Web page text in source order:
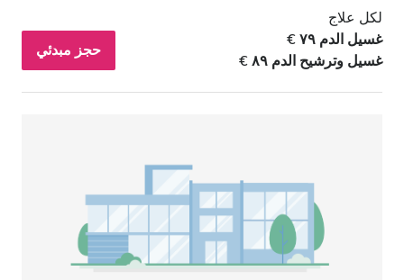
بعد الظهيرة
المساء
جيد جدًا
ممتاز
لكل علاج
غسيل الدم ٧٩ €
غسيل وترشيح الدم ٨٩ €
حجز مبدئي